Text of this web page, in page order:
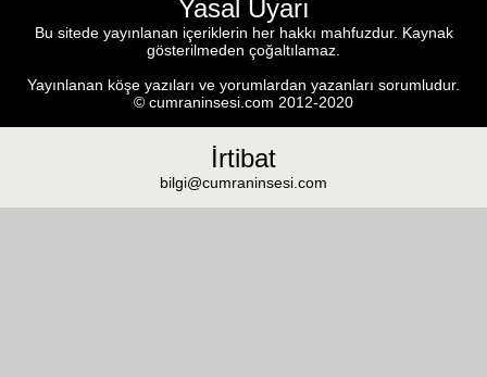
Yasal Uyarı
Bu sitede yayınlanan içeriklerin her hakkı mahfuzdur. Kaynak
gösterilmeden çoğaltılamaz.
Yayınlanan köşe yazıları ve yorumlardan yazanları sorumludur.
© cumraninsesi.com 2012-2020
İrtibat
bilgi@cumraninsesi.com